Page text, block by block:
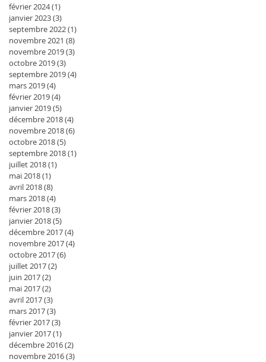
février 2024(1)
janvier 2023(3)
septembre 2022(1)
novembre 2021 (8)
novembre 2019(3)
octobre 2019(3)
septembre 2019(4)
mars 2019(4)
février 2019(4)
janvier 2019(5)
décembre 2018(4)
novembre 2018(6)
octobre 2018(5)
septembre 2018(1)
juillet 2018(1)
mai 2018(1)
avril 2018(8)
mars 2018(4)
février 2018(3)
janvier 2018(5)
décembre 2017(4)
novembre 2017(4)
octobre 2017(6)
juillet 2017(2)
juin 2017(2)
mai 2017(2)
avril 2017(3)
mars 2017(3)
février 2017(3)
janvier 2017(1)
décembre 2016(2)
novembre 2016(3)